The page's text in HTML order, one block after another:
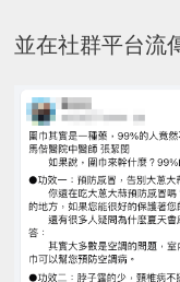
並在社群平台流